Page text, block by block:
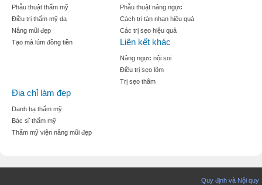
Phẫu thuật thẩm mỹ
Điều trị thẩm mỹ da
Nâng mũi đẹp
Tạo mà lúm đồng tiền
Phẫu thuật nâng ngực
Cách trị tàn nhan hiệu quả
Các trị sẹo hiệu quả
Liên kết khác
Nâng ngực nội soi
Điều trị sẹo lõm
Trị sẹo thâm
Địa chỉ làm đẹp
Danh bạ thẩm mỹ
Bác sĩ thẩm mỹ
Thẩm mỹ viện nâng mũi đẹp
Quy định và Nội quy